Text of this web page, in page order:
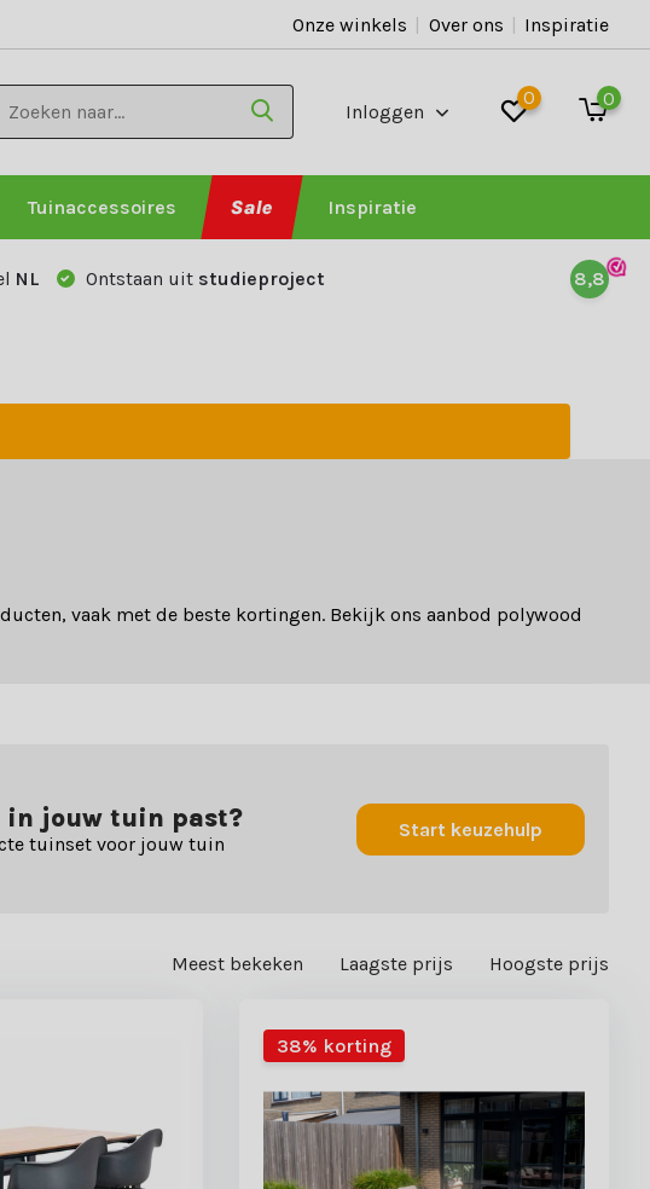
Onze winkels | Over ons | Inspiratie
Inloggen
0 0
Tuinaccessoires Sale Inspiratie
NL Ontstaan uit studieproject 8,8
vaak met de beste kortingen. Bekijk ons aanbod polywood
in jouw tuin past?
tuinset voor jouw tuin
Start keuzehulp
Meest bekeken Laagste prijs Hoogste prijs
38% korting